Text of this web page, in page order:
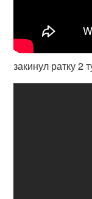
закинул ратку 2